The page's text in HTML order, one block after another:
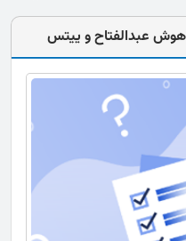
عبدالفتاح و ییتس